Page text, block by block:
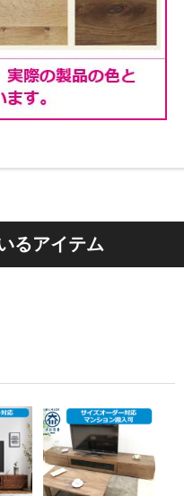
に出すことで壁際にす
高級感を演出していま
レイです。
うにフェルトを貼って
るアイテム